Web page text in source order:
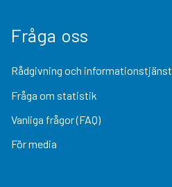
Fråga oss
Rådgivning och informationstjänst
Fråga om statistik
Vanliga frågor (FAQ)
För media